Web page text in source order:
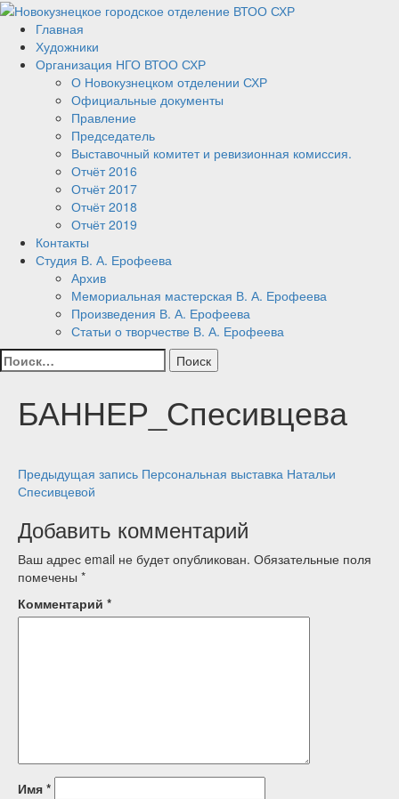
Перейти
содержанию
Новокузнецкое городское
отделение ВТОО СХР
Новокузнецк, искусство,
художник, выставка
Главная
Художники
Организация НГО ВТОО СХР
О Новокузнецком отделении СХР
Официальные документы
Правление
Председатель
Выставочный комитет и ревизионная комиссия.
Отчёт 2016
Отчёт 2017
Отчёт 2018
Отчёт 2019
Контакты
Студия В. А. Ерофеева
Архив
Мемориальная мастерская В. А. Ерофеева
Произведения В. А. Ерофеева
Статьи о творчестве В. А. Ерофеева
Найти:
БАННЕР_Спесивцева
Навигация
по
записям
Предыдущая запись Персональная выставка Натальи
Спесивцевой
Добавить комментарий
Ваш адрес email не будет опубликован. Обязательные поля
помечены *
Комментарий *
Имя *